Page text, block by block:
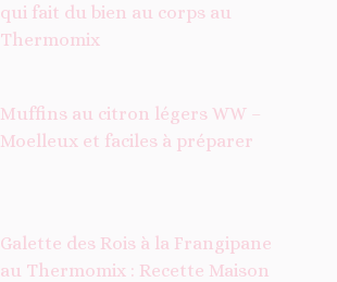
qui fait du bien au corps au
Thermomix
Muffins au citron légers WW –
Moelleux et faciles à préparer
Galette des Rois à la Frangipane
au Thermomix : Recette Maison